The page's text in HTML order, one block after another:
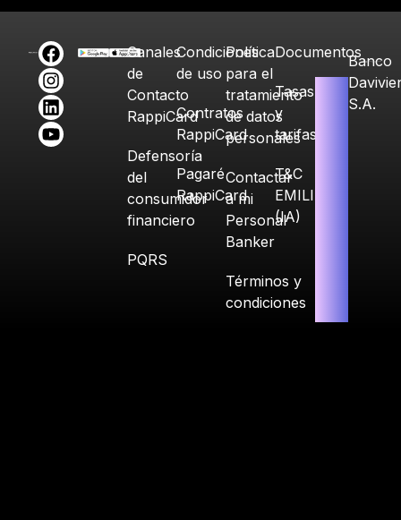
Canales
de
Contacto
RappiCard
Defensoría
del
consumidor
financiero
PQRS
Condiciones
de uso
Contratos
RappiCard
Pagaré
RappiCard
Política
para el
tratamiento
de datos
personales
Contactar
a mi
Personal
Banker
Términos y
condiciones
Documentos
Tasas
y
tarifas
T&C
EMILIA
(IA)
Banco
S.A.